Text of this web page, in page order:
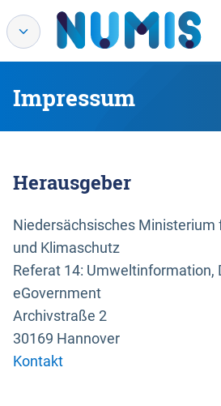
Impressum
Herausgeber
Niedersächsisches Ministerium
und Klimaschutz
Referat 14: Umweltinformation,
eGovernment
Archivstraße 2
30169 Hannover
Kontakt